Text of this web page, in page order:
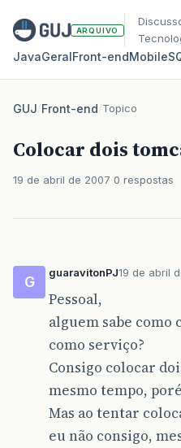
ARQUIVO
JavaGeralFront‑endMobile
GUJ/Front-end/Topico
Colocar dois
19 de abril de 2007 0 respostas
G
guaravitonPJ19 de abril
Pessoal,
alguem sabe como
como serviço?
Consigo colocar
mesmo tempo,
Mas ao tentar
eu não consigo,